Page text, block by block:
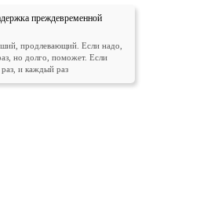
преждевременной
продлевающий. Если надо,
но долго, поможет. Если
раз, и каждый раз